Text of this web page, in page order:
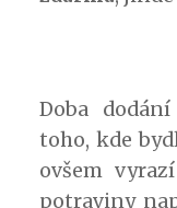
Doba
toho, kde
ovšem
potraviny